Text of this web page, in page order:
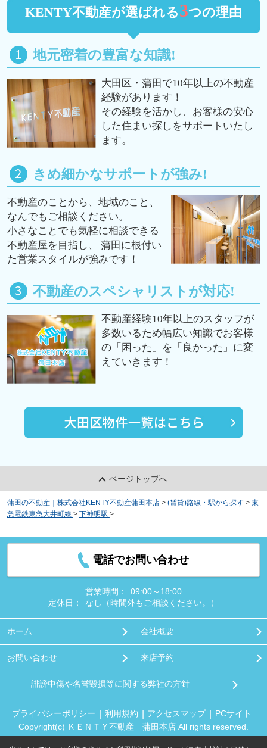
KENTY不動産が選ばれる3つの理由
地元密着の豊富な知識!
大田区・蒲田で10年以上の不動産
経験があります！
その経験を活かし、お客様の安心
した住まい探しをサポートいたし
ます。
きめ細かなサポートが強み!
不動産のことから、地域のこと、
なんでもご相談ください。
小さなことでも気軽に相談できる
不動産屋を目指し、 蒲田に根付い
た営業スタイルが強みです！
不動産のスペシャリストが対応!
不動産経験10年以上のスタッフが
多数いるため幅広い知識でお客様
の「困った」を「良かった」に変
えていきます！
ページトップへ
蒲田の不動産｜株式会社KENTY不動産蒲田本店 > (賃貸)路線・駅から探す > 東
急電鉄東急大井町線 > 下神明駅 >
電話でお問い合わせ
営業時間：
09:00～18:00
定休日：
なし（時間外もご相談ください。）
ホーム 会社概要
お問い合わせ 来店予約
誹謗中傷や名誉毀損等に関する弊社の方針
プライバシーポリシー 利用規約 アクセスマップ
PCサイト
Copyright(c) ＫＥＮＴＹ不動産 蒲田本店 All rights reserved.